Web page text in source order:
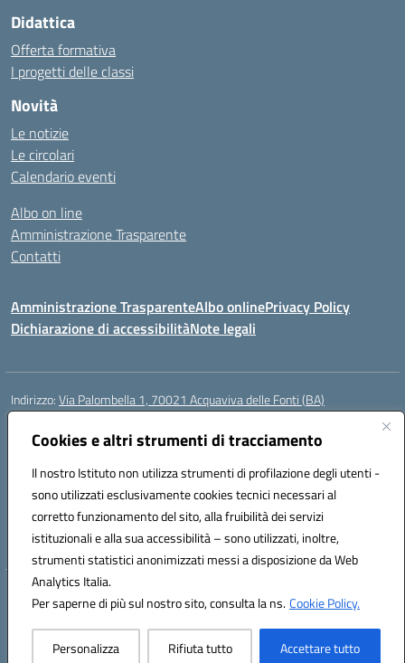
Cookies e altri strumenti di tracciamento
Il nostro Istituto non utilizza strumenti di profilazione degli utenti -
sono utilizzati esclusivamente cookies tecnici necessari al
corretto funzionamento del sito, alla fruibilità dei servizi
istituzionali e alla sua accessibilità – sono utilizzati, inoltre,
strumenti statistici anonimizzati messi a disposizione da Web
Analytics Italia.
Per saperne di più sul nostro sito, consulta la ns.Cookie Policy.
Personalizza Rifiuta tutto Accettare tutto
Didattica
Offerta formativa
I progetti delle classi
Novità
Le notizie
Le circolari
Calendario eventi
Albo on line
Amministrazione Trasparente
Contatti
Amministrazione TrasparenteAlbo onlinePrivacy Policy
Dichiarazione di accessibilitàNote legali
Indirizzo:Via Palombella 1, 70021 Acquaviva delle Fonti (BA)
Centralino:
Posta elettronica certificata (PEC):baic89400e@pec.istruzione.it
Codice fiscale: 91121590722
Codice meccanografico:baic89400e
Codice Indice delle Pubbliche Amministrazioni (IPA): icddagio
Codice unico di fatturazione (CUF): UFGHCG
Hosting & Powered by 3D Solution S.r.l.
Concept & Design by Designers Italia